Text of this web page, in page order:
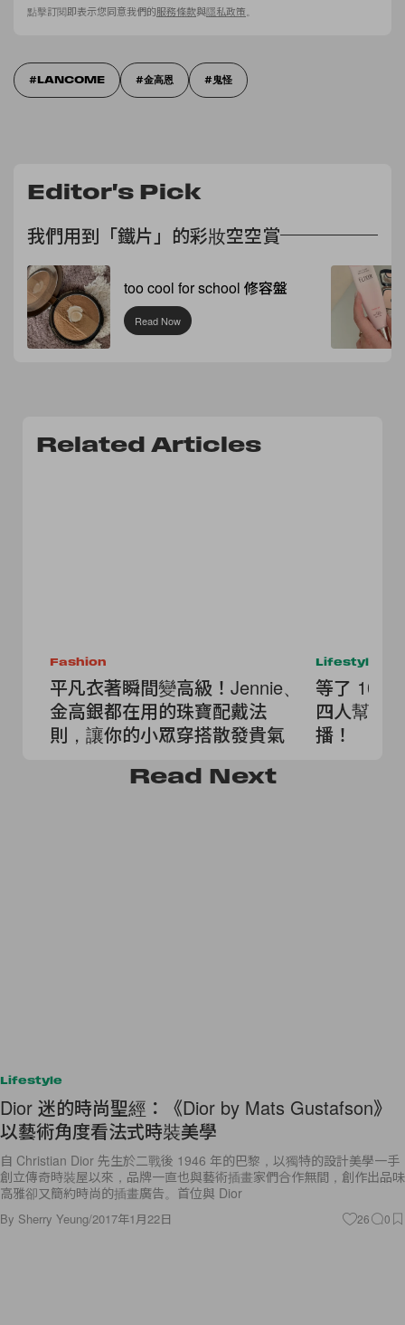
點擊訂閱即表示您同意我們的服務條款與隱私政策
LANCOME 金高恩 鬼怪
Editor's Pick
我們用到「鐵片」的彩妝空空賞
too cool for school 修容盤
Read Now
Related Articles
Fashion
平凡衣著瞬間變高級！Jennie、
金高銀都在用的珠寶配戴法
則，讓你的小眾穿搭散發貴氣
Lifestyle
等了 10
四人幫回
播！
Read Next
Lifestyle
Dior 迷的時尚聖經：《Dior by Mats Gustafson》
以藝術角度看法式時裝美學
自 Christian Dior 先生於二戰後 1946 年的巴黎，以獨特的設計美學一手
創立傳奇時裝屋以來，品牌一直也與藝術插畫家們合作無間，創作出品味
高雅卻又簡約時尚的插畫廣告。首位與 Dior
By Sherry Yeung/2017年1月22日 26 0